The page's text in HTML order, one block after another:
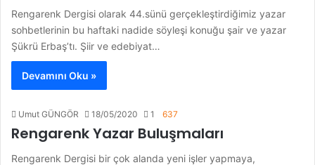
Rengarenk Dergisi olarak 44.sünü gerçekleştirdiğimiz yazar
sohbetlerinin bu haftaki nadide söyleşi konuğu şair ve yazar
Şükrü Erbaş’tı. Şiir ve edebiyat…
Devamını Oku »
Umut GÜNGÖR 18/05/2020 1 637
Rengarenk Yazar Buluşmaları
Rengarenk Dergisi bir çok alanda yeni işler yapmaya,